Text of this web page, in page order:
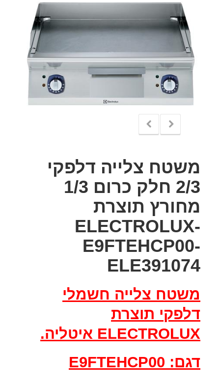
משטח צלייה דלפקי
2/3 חלק כרום 1/3
מחורץ תוצרת
ELECTROLUX-
E9FTEHCP00-
ELE391074
משטח צלייה חשמלי
דלפקי תוצרת
ELECTROLUX איטליה.
דגם: E9FTEHCP00